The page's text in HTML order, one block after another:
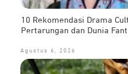
10 Rekomendasi Drama
Pertarungan dan Dunia
Agustus 6, 2026